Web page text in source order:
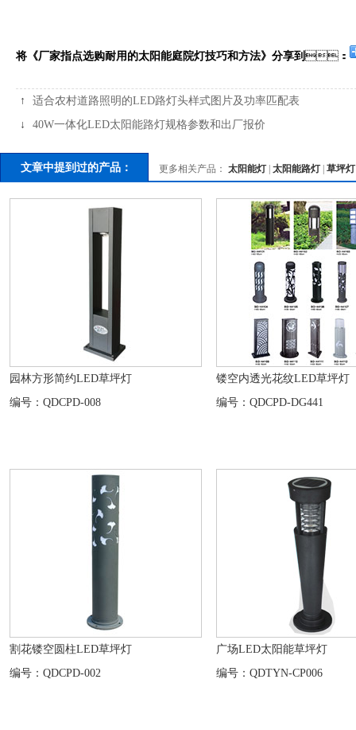
将《厂家指点选购耐用的太阳能庭院灯技巧和方法》分享到 ：
↑
适合农村道路照明的LED路灯头样式图片及功率匹配表
↓
40W一体化LED太阳能路灯规格参数和出厂报价
文章中提到过的产品： 更多相关产品： 太阳能灯| 太阳能路灯| 草坪灯
园林方形简约LED草坪灯
编号：QDCPD-008
镂空内透光花纹LED草坪灯
编号：QDCPD-DG441
割花镂空圆柱LED草坪灯
编号：QDCPD-002
广场LED太阳能草坪灯
编号：QDTYN-CP006